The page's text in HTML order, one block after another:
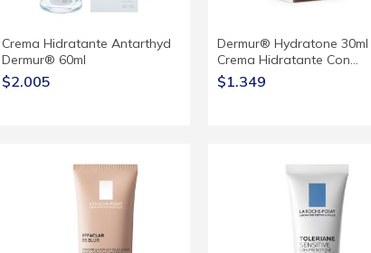
Crema Hidratante Antarthyd
Dermur® 60ml
$2.005
Dermur® Hydratone 30ml
Crema Hidratante Con…
$1.349